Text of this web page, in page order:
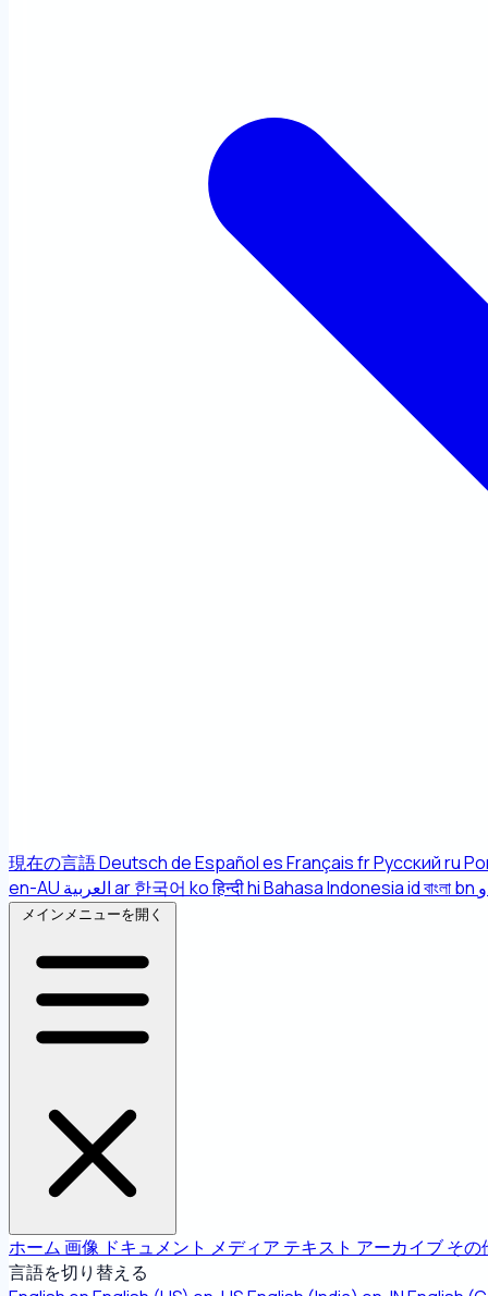
現在の言語DeutschdeEspañolesFrançaisfrРусскийru
en-AU العربيةar한국어 koहिन्दीhiBahasa Indonesiaidবাংলাbn
メインメニューを開く
ホーム画像 ドキュメント メディア テキスト アーカイブその
言語を切り替える